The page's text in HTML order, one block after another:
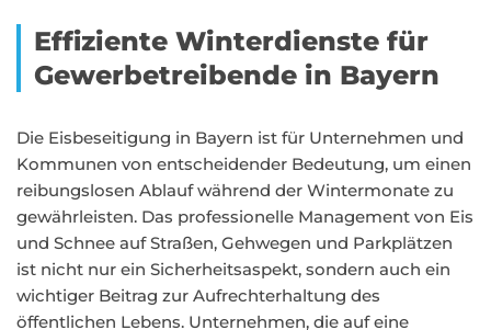
Effiziente Winterdienste für
Gewerbetreibende in Bayern
Die Eisbeseitigung in Bayern ist für Unternehmen und
Kommunen von entscheidender Bedeutung, um einen
reibungslosen Ablauf während der Wintermonate zu
gewährleisten. Das professionelle Management von Eis
und Schnee auf Straßen, Gehwegen und Parkplätzen
ist nicht nur ein Sicherheitsaspekt, sondern auch ein
wichtiger Beitrag zur Aufrechterhaltung des
öffentlichen Lebens. Unternehmen, die auf eine